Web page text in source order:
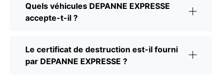
Quels véhicules DEPANNE EXPRESSE
accepte-t-il ?
Le certificat de destruction est-il fourni
par DEPANNE EXPRESSE ?